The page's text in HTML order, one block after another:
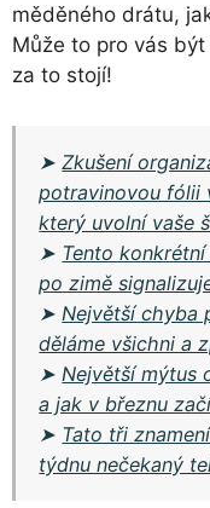
měděného drátu,
Může to pro vás
za to stojí!
➤Zkušení
potravinovou fólii
který uvolní vaše
➤ Tento
po zimě
➤ Největší chyba
děláme všichni a
➤ Největší mýtus
a jak v březnu
➤ Tato tři
týdnu nečekaný